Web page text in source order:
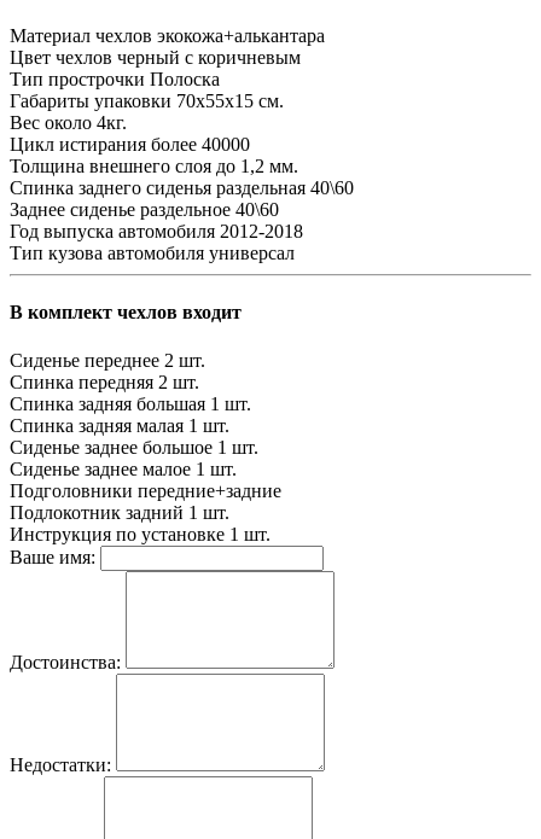
Материал чехлов экокожа+алькантара
Цвет чехлов черный с коричневым
Тип прострочки Полоска
Габариты упаковки 70х55х15 см.
Вес около 4кг.
Цикл истирания более 40000
Толщина внешнего слоя до 1,2 мм.
Спинка заднего сиденья раздельная 40\60
Заднее сиденье раздельное 40\60
Год выпуска автомобиля 2012-2018
Тип кузова автомобиля универсал
В комплект чехлов входит
Сиденье переднее 2 шт.
Спинка передняя 2 шт.
Спинка задняя большая 1 шт.
Спинка задняя малая 1 шт.
Сиденье заднее большое 1 шт.
Сиденье заднее малое 1 шт.
Подголовники передние+задние
Подлокотник задний 1 шт.
Инструкция по установке 1 шт.
Ваше имя:
Достоинства:
Недостатки: